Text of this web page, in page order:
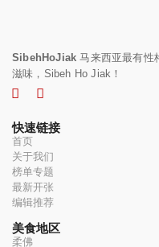
SibehHoJiak 马来西亚最有性
滋味，Sibeh Ho Jiak！
快速链接
首页
关于我们
榜单专题
最新开张
编辑推荐
美食地区
柔佛